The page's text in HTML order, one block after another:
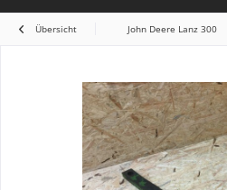
Übersicht John Deere Lanz 300